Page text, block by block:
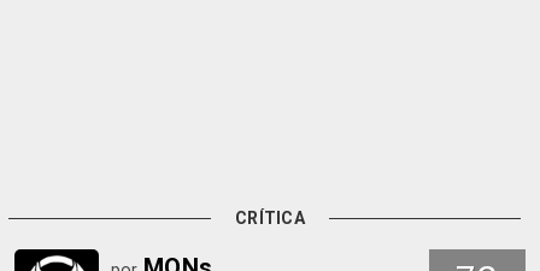
CRÍTICA